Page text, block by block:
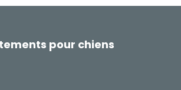
pour chiens